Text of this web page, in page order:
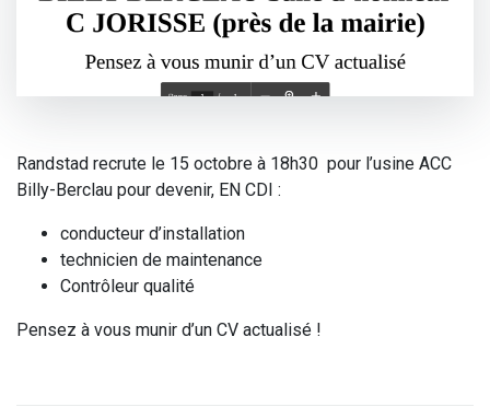
Randstad recrute le 15 octobre à 18h30 pour l’usine ACC
Billy-Berclau pour devenir, EN CDI :
conducteur d’installation
technicien de maintenance
Contrôleur qualité
Pensez à vous munir d’un CV actualisé !